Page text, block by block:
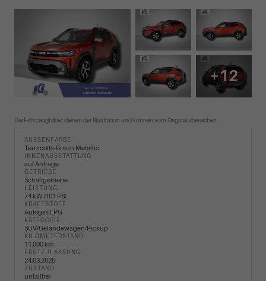
+12
Die Fahrzeugbilder dienen der Illustration und können vom Original abweichen.
AUSSENFARBE
Terracotta-Braun Metallic
INNENAUSSTATTUNG
auf Anfrage
GETRIEBE
Schaltgetriebe
LEISTUNG
74 kW (101 PS)
KRAFTSTOFF
Autogas LPG
KATEGORIE
SUV/Geländewagen/Pickup
KILOMETERSTAND
11.000 km
ERSTZULASSUNG
24.03.2025
ZUSTAND
unfallfrei